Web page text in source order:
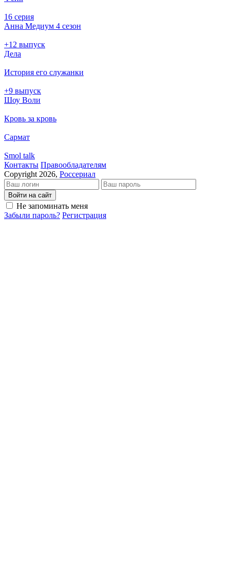
16 серия
Анна Медиум 4 сезон
+12 выпуск
Дела
История его служанки
+9 выпуск
Шоу Воли
Кровь за кровь
Сармат
Smol talk
Кон­так­ты Пра­во­об­ла­да­те­лям
Copyright 2026, Россериал
Войти на сайт
Не запоминать меня
Забыли пароль? Регистрация